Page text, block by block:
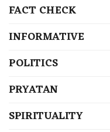
FACT CHECK
INFORMATIVE
POLITICS
PRYATAN
SPIRITUALITY